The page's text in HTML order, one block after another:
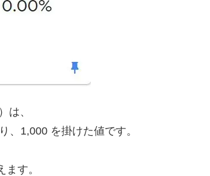
は、
、1,000 を掛けた値です。
す。